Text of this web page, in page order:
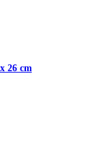
26 cm